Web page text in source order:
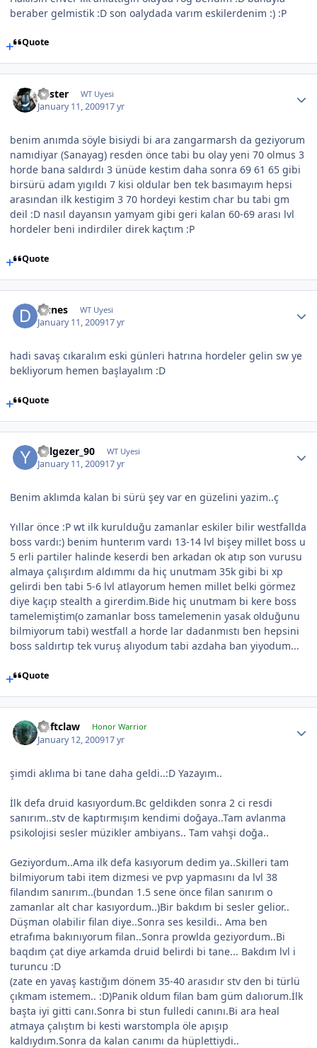
beraber gelmistik :D son oalydada varım eskilerdenim :) :P
Quote
Foster WT Uyesi
January 11, 200917 yr
benim anımda söyle bisiydi bi ara zangarmarsh da geziyorum
namıdiyar (Sanayag) resden önce tabi bu olay yeni 70 olmus 3
horde bana saldırdı 3 ünüde kestim daha sonra 69 61 65 gibi
birsürü adam yıgıldı 7 kisi oldular ben tek basımayım hepsi
arasından ilk kestigim 3 70 hordeyi kestim char bu tabi gm
deil :D nasıl dayansın yamyam gibi geri kalan 60-69 arası lvl
hordeler beni indirdiler direk kaçtım :P
Quote
Dunes WT Uyesi
January 11, 200917 yr
hadi savaş cıkaralım eski günleri hatrına hordeler gelin sw ye
bekliyorum hemen başlayalım :D
Quote
Yolgezer_90 WT Uyesi
January 11, 200917 yr
Benim aklımda kalan bi sürü şey var en güzelini yazim..ç
Yıllar önce :P wt ilk kurulduğu zamanlar eskiler bilir westfallda
boss vardı:) benim hunterım vardı 13-14 lvl bişey millet boss u
5 erli partiler halinde keserdi ben arkadan ok atıp son vurusu
almaya çalışırdım aldımmı da hiç unutmam 35k gibi bi xp
gelirdi ben tabi 5-6 lvl atlayorum hemen millet belki görmez
diye kaçıp stealth a girerdim.Bide hiç unutmam bi kere boss
tamelemiştim(o zamanlar boss tamelemenin yasak olduğunu
bilmiyorum tabi) westfall a horde lar dadanmıstı ben hepsini
boss saldırtıp tek vuruş alıyodum tabi azdaha ban yiyodum...
Quote
Deftclaw Honor Warrior
January 12, 200917 yr
şimdi aklıma bi tane daha geldi..:D Yazayım..
İlk defa druid kasıyordum.Bc geldikden sonra 2 ci resdi
sanırım..stv de kaptırmışım kendimi doğaya..Tam avlanma
psikolojisi sesler müzikler ambiyans.. Tam vahşi doğa..
Geziyordum..Ama ilk defa kasıyorum dedim ya..Skilleri tam
bilmiyorum tabi item dizmesi ve pvp yapmasını da lvl 38
filandım sanırım..(bundan 1.5 sene önce filan sanırım o
zamanlar alt char kasıyordum..)Bir bakdım bi sesler gelior..
Düşman olabilir filan diye..Sonra ses kesildi.. Ama ben
etrafıma bakınıyorum filan..Sonra prowlda geziyordum..Bi
baqdım çat diye arkamda druid belirdi bi tane... Bakdım lvl i
turuncu :D
(zate en yavaş kastığım dönem 35-40 arasıdır stv den bi türlü
çıkmam istemem.. :D)Panik oldum filan bam güm dalıorum.İlk
başta iyi gitti canı.Sonra bi stun fulledi canını.Bi ara heal
atmaya çalıştım bi kesti warstompla öle apışıp
kaldıydım.Sonra da kalan canımı da hüplettiydi..